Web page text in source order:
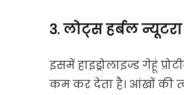
3. लोट्स हर्बल
इसमें हाइड्रोलाइज्ड गेहूं
कम कर देता है। आंखों की